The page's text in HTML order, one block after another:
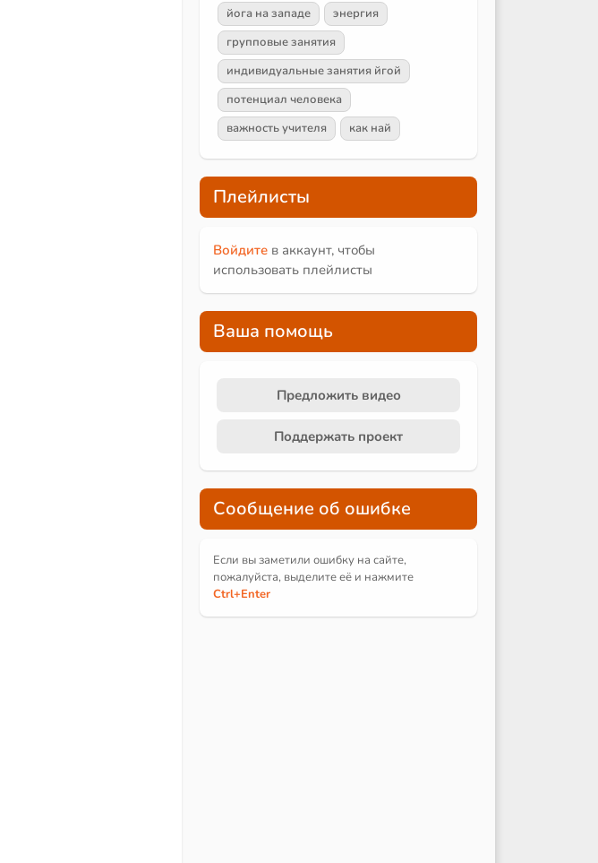
йога на западе
энергия
групповые занятия
индивидуальные занятия йгой
потенциал человека
важность учителя
как най
Плейлисты
Войдите в аккаунт, чтобы
использовать плейлисты
Ваша помощь
Предложить видео
Поддержать проект
Сообщение об ошибке
Если вы заметили ошибку на сайте,
пожалуйста, выделите её и нажмите
Ctrl+Enter